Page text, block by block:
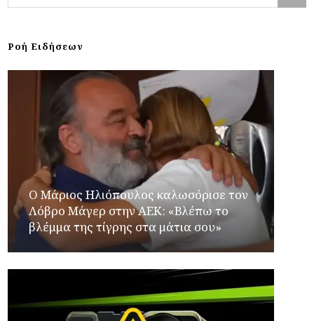
Ροή Ειδήσεων
Ο Μάριος Ηλιόπουλος καλωσόρισε τον
Λόβρο Μάγερ στην ΑΕΚ: «Βλέπω το
βλέμμα της τίγρης στα μάτια σου»